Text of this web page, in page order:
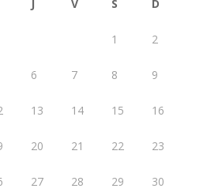
V S D
1 2
6 7 8 9
13 14 15 16
20 21 22 23
27 28 29 30